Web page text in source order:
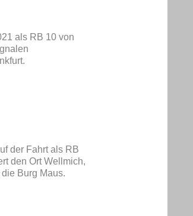
als RB 10 von
der Fahrt als RB
den Ort Wellmich,
Burg Maus.